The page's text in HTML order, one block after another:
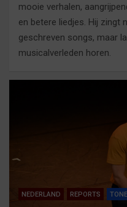
mooie verhalen,
en betere liedjes. Hij zingt
geschreven songs, maar
musicalverleden horen.
NEDERLAND REPORTS